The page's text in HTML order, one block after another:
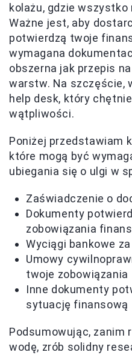
kolażu, gdzie
Ważne jest, aby
potwierdzą twoje
wymagana
obszerna jak przepis
warstw. Na szczęście,
help desk, który
wątpliwości.
Poniżej przedstawiam
które mogą być
ubiegania się o ulgi w
Zaświadczenie o
Dokumenty
zobowiązania
Wyciągi bankowe
Umowy
twoje zobowiązania
Inne dokumenty
sytuację finansową
Podsumowując, zanim
wodę, zrób solidny